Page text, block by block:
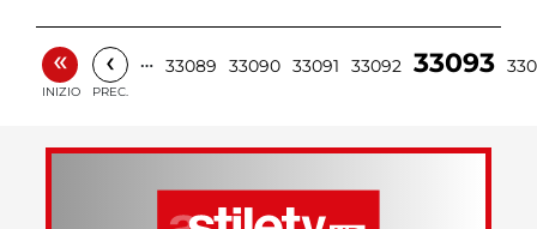
«
INIZIO
‹
PREC.
… 33089 33090 33091 33092 33093